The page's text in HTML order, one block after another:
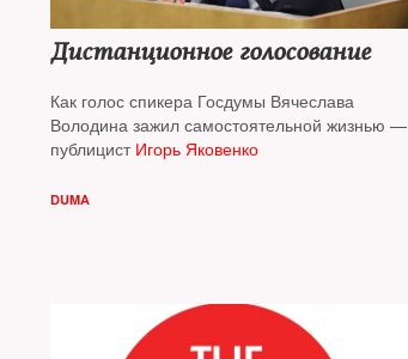
Дистанционное голосование
Как голос спикера Госдумы Вячеслава
Володина зажил самостоятельной жизнью —
публицист Игорь Яковенко
DUMA